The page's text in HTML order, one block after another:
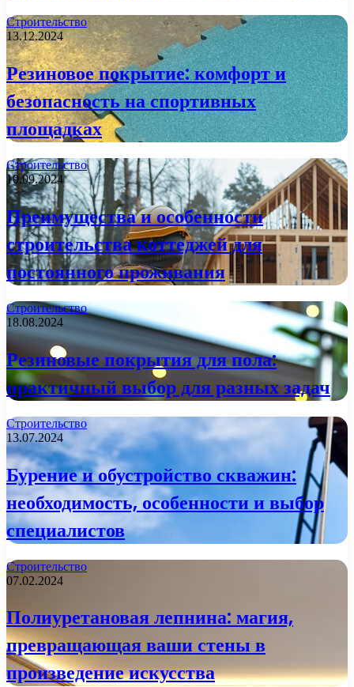
Строительство
13.12.2024
Резиновое покрытие: комфорт и
безопасность на спортивных
площадках
Строительство
10.09.2024
Преимущества и особенности
строительства коттеджей для
постоянного проживания
Строительство
18.08.2024
Резиновые покрытия для пола:
практичный выбор для разных задач
Строительство
13.07.2024
Бурение и обустройство скважин:
необходимость, особенности и выбор
специалистов
Строительство
07.02.2024
Полиуретановая лепнина: магия,
превращающая ваши стены в
произведение искусства